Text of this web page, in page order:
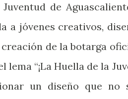
de
a jóvenes creativos,
de la botarga
“¡La Huella de la
un diseño que no